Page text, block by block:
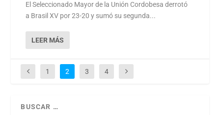
El Seleccionado Mayor de la Unión Cordobesa derrotó
a Brasil XV por 23-20 y sumó su segunda...
LEER MÁS
1 2 3 4